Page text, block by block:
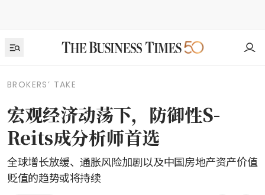
BROKERS’ TAKE
宏观经济动荡下，防御性S-
Reits成分析师首选
全球增长放缓、通胀风险加剧以及中国房地产资产价值
贬值的趋势或将持续